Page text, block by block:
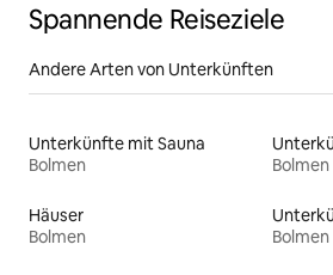
Spannende Reiseziele
Andere Arten von Unterkünften
Unterkünfte mit Sauna
Bolmen
Bolmen
Häuser
Bolmen
Bolmen